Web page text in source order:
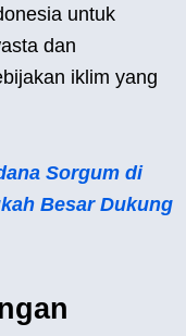
untuk
dan
iklim yang
Sorgum di
Besar Dukung